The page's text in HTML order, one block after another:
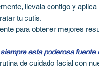
llevala contigo y
tu cutis.
para obtener mejores
siempre esta poderosa
de cuidado facial con